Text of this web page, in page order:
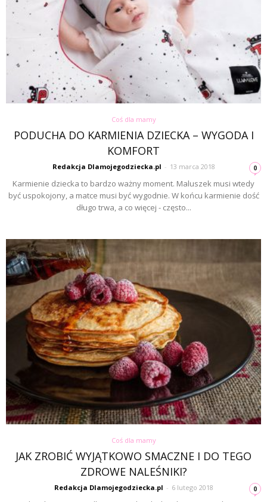
Coś dla mamy
PODUCHA DO KARMIENIA DZIECKA – WYGODA I
KOMFORT
Redakcja Dlamojegodziecka.pl - 13 marca 2018 0
Karmienie dziecka to bardzo ważny moment. Maluszek musi wtedy
być uspokojony, a matce musi być wygodnie. W końcu karmienie dość
długo trwa, a co więcej - często...
Coś dla mamy
JAK ZROBIĆ WYJĄTKOWO SMACZNE I DO TEGO
ZDROWE NALEŚNIKI?
Redakcja Dlamojegodziecka.pl - 6 lutego 2018 0